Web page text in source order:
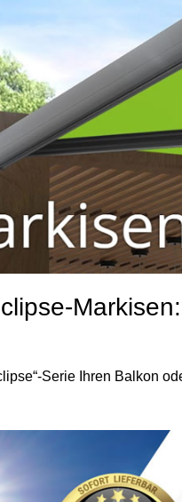
Serie Ihren Balkon